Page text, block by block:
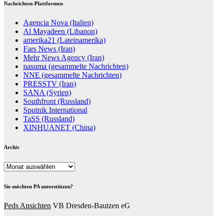
Nachrichten-Plattformen
Agencia Nova (Italien)
Al Mayadeen (Libanon)
amerika21 (Lateinamerika)
Fars News (Iran)
Mehr News Agency (Iran)
nasuma (gesammelte Nachrichten)
NNE (gesammelte Nachrichten)
PRESSTV (Iran)
SANA (Syrien)
Southfront (Russland)
Sputnik International
TaSS (Russland)
XINHUANET (China)
Archiv
Archiv
Sie möchten PA unterstützen?
Peds Ansichten VB Dresden-Bautzen eG